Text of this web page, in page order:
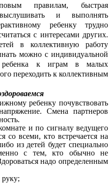
правилам, быстрая
и выполнять
ребенку трудно
с интересами других.
в коллективную работу
можно с индивидуальной
ребенка к играм в малых
переходить к коллективным
ребенку почувствовать
Смена партнеров
и по сигналу ведущего
со всеми, кто встречается на
из детей будет специально
с тем, кто обычно не
надо определенным